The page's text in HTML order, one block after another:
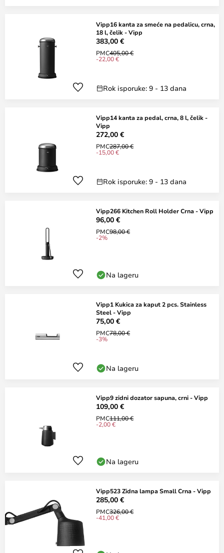
Vipp16 kanta za smeće na pedalicu, crna,
18 l, čelik - Vipp
383,00 €
PMC405,00 €
-22,00 €
Rok isporuke: 9 - 13 dana
Vipp14 kanta za pedal, crna, 8 l, čelik -
Vipp
272,00 €
PMC287,00 €
-15,00 €
Rok isporuke: 9 - 13 dana
Vipp266 Kitchen Roll Holder Crna - Vipp
96,00 €
PMC98,00 €
-2%
Na lageru
Vipp1 Kukica za kaput 2 pcs. Stainless
Steel - Vipp
75,00 €
PMC78,00 €
-3%
Na lageru
Vipp9 zidni dozator sapuna, crni - Vipp
109,00 €
PMC111,00 €
-2,00 €
Na lageru
Vipp523 Zidna lampa Small Crna - Vipp
285,00 €
PMC326,00 €
-41,00 €